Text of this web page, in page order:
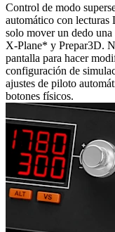
Control de modo
automático con
solo mover un dedo
X-Plane* y Prepar3D.
pantalla para hacer
configuración de
ajustes de piloto
botones físicos.